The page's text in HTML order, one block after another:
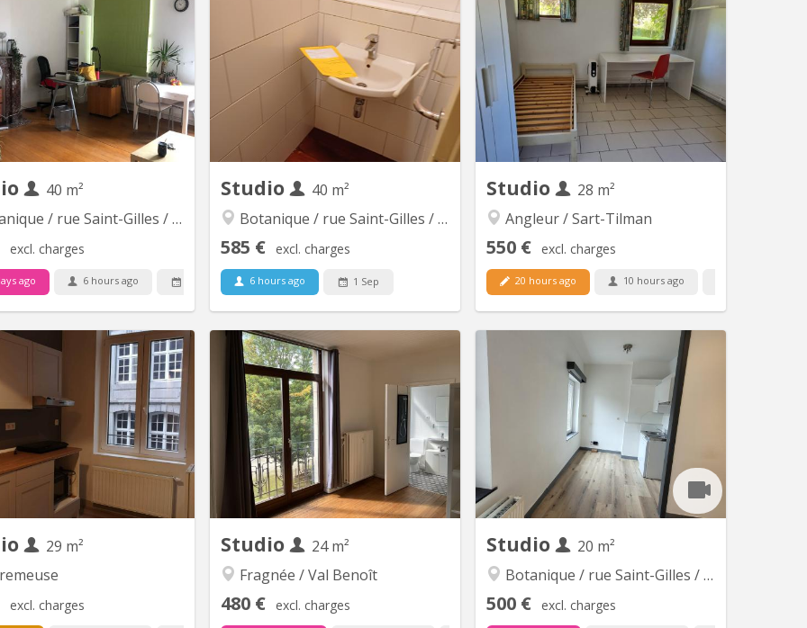
rénové de 28 m² à louer –
de Liège (Rue de la
25) Location à partir de
juillet Idéalement pour l’année
2026-2027 septembre-
août Loyer : 650 € / mois – Gaz
Disponible le 1er septembre,
de 28 m² entièrement rénové
est situé au 1er étage...
Petit studio sous toiture Cuisine , salle
de bain , 2 chambres (1 grande et 1
petite) lumineux, quartier calme ,
propre , partiellement meublé
Studio pour étudiant avec salle de bain
privative et cuisine commune pour 2
CO-LOCATAIRES Idéalement situé
dans la rue des augustins à proximité
du centre ville et des arrêts de bus.
40 m²
/ rue Saint-Gilles / Jonfosse
excl. charges
ago 6 hours ago
KL 13311
lumineux studio au 2ém étage
et salle de bain séparée meublé
Studio
40 m²
Botanique / rue Saint-Gilles / Jonfosse
585 € excl. charges
6 hours ago 1 Sep
KL 16892
grand studio lumineux , cuisine salle de
bain , parquet, double vitrage en
conformité sécurité incendie et règles
urbanistiques Situé au rez de chaussée
, pres de HEC , hautes Ecoles , institut
Beeckman
Studio
28 m²
Angleur / Sart-Tilman
550 € excl. charges
20 hours ago 10 hours ago
KL 16831
Studio de qualité remis à neuf
dernièrement dans un beau cadre au
calme à Boncelles. A 4 km du campus
universitaire du Sart-Tilman. Studio
convenant parfaitement pour étudiant
ou jeune travailleur souhaitant un
espace de vie et de travail agréable,
calme et studieux. Chaque résident
dispose dans...
29 m²
excl. charges
Studio
24 m²
Fragnée / Val Benoît
480 € excl. charges
Studio
20 m²
Botanique / rue Saint-Gilles / Jonfosse
500 € excl. charges